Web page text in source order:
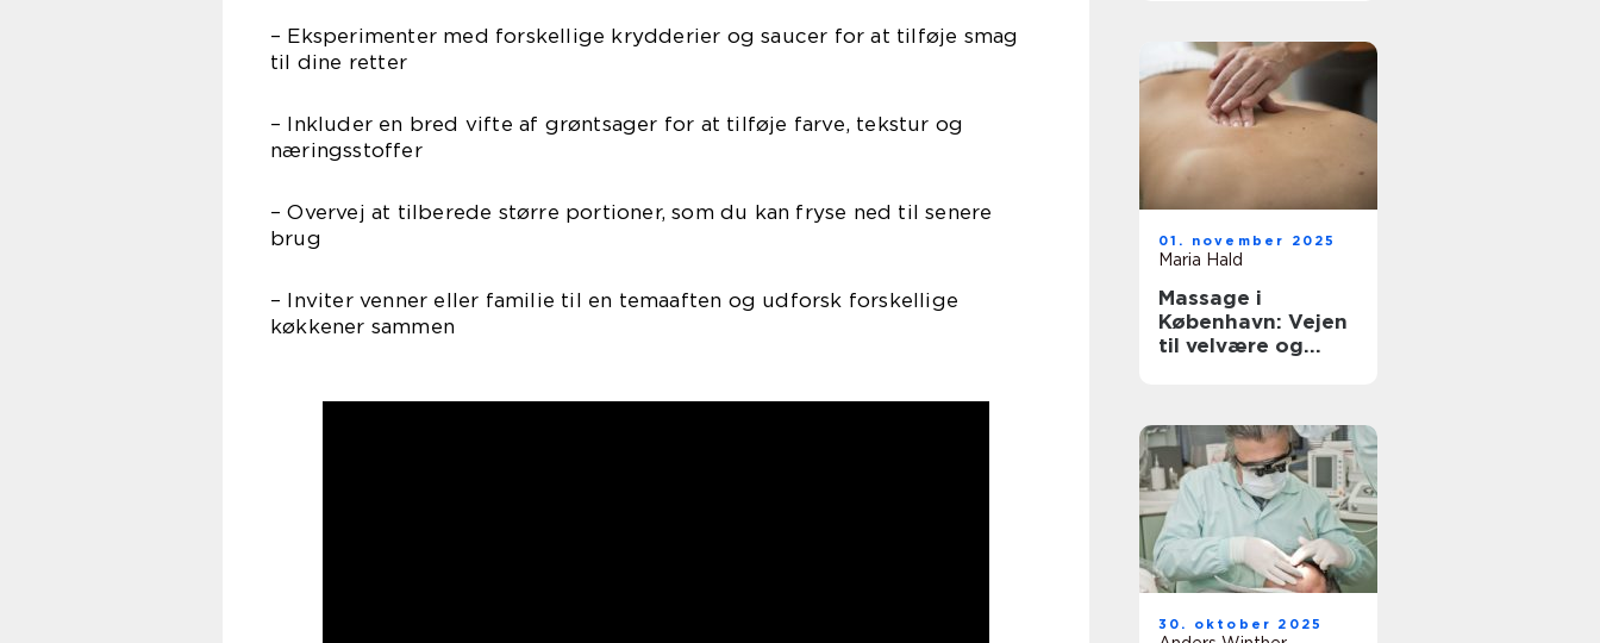
– Eksperimenter med forskellige krydderier og saucer for at tilføje smag
til dine retter
– Inkluder en bred vifte af grøntsager for at tilføje farve, tekstur og
næringsstoffer
– Overvej at tilberede større portioner, som du kan fryse ned til senere
brug
– Inviter venner eller familie til en temaaften og udforsk forskellige
køkkener sammen
01. november 2025
Maria Hald
Massage i
København: Vejen
til velvære og
30. oktober 2025